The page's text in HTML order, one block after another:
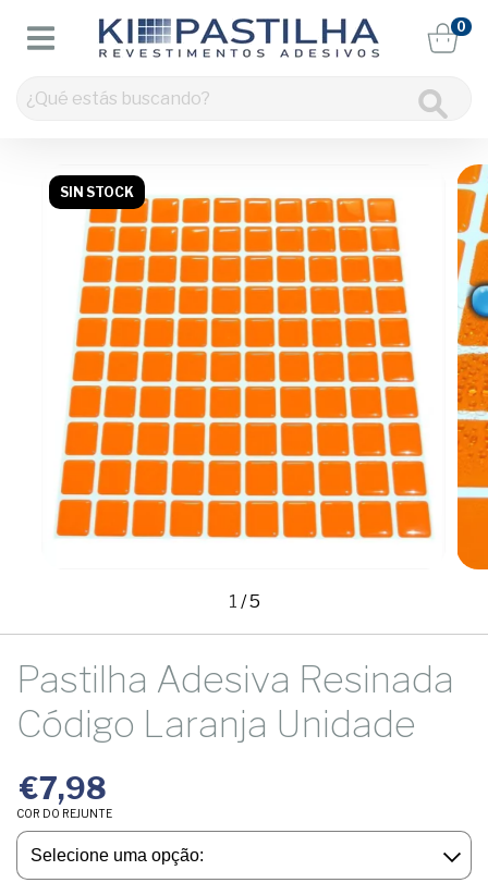
0
SIN STOCK
1 /5
Pastilha Adesiva Resinada
Código Laranja Unidade
€7,98
COR DO REJUNTE